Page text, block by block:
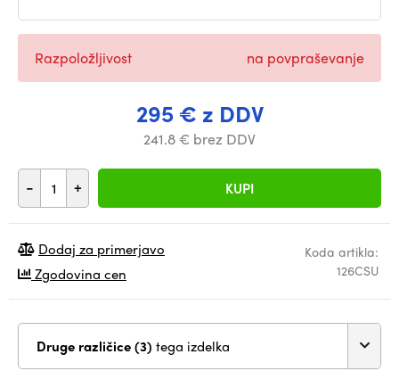
295 € z DDV
241.8 € brez DDV
- + KUPI
Razpoložljivost na povpraševanje
Koda artikla:
126CSU
Dodaj za primerjavo
Zgodovina cen
Druge različice (3) tega izdelka